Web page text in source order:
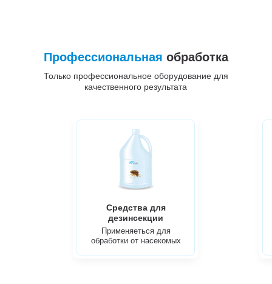
Профессиональная обработка
Только профессиональное оборудование для
качественного результата
Средства для
дезинсекции
Применяеться для
обработки от насекомых